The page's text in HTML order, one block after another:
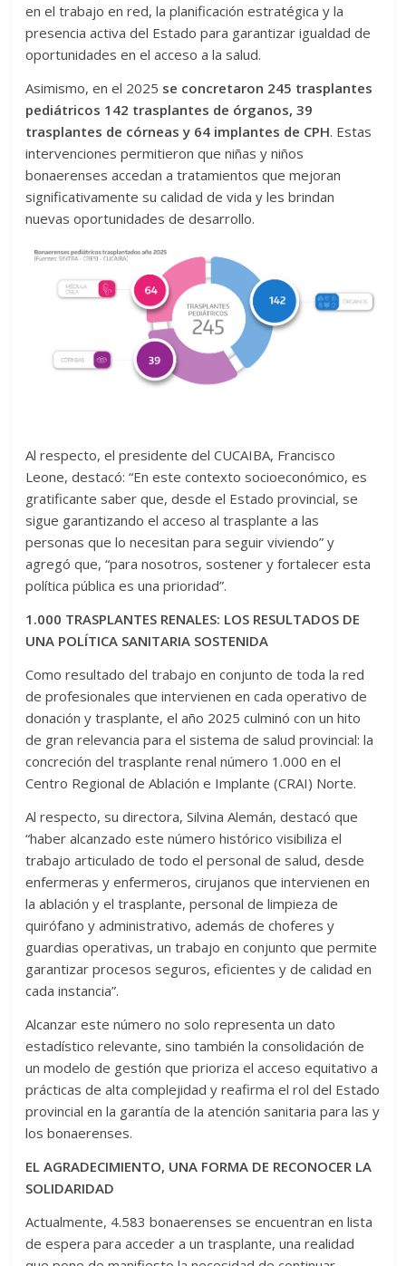
en el trabajo en red, la planificación estratégica y la
presencia activa del Estado para garantizar igualdad de
oportunidades en el acceso a la salud.
Asimismo, en el 2025 se concretaron 245 trasplantes
pediátricos 142 trasplantes de órganos, 39
trasplantes de córneas y 64 implantes de CPH. Estas
intervenciones permitieron que niñas y niños
bonaerenses accedan a tratamientos que mejoran
significativamente su calidad de vida y les brindan
nuevas oportunidades de desarrollo.
Al respecto, el presidente del CUCAIBA, Francisco
Leone, destacó: “En este contexto socioeconómico, es
gratificante saber que, desde el Estado provincial, se
sigue garantizando el acceso al trasplante a las
personas que lo necesitan para seguir viviendo” y
agregó que, “para nosotros, sostener y fortalecer esta
política pública es una prioridad”.
1.000 TRASPLANTES RENALES: LOS RESULTADOS DE
UNA POLÍTICA SANITARIA SOSTENIDA
Como resultado del trabajo en conjunto de toda la red
de profesionales que intervienen en cada operativo de
donación y trasplante, el año 2025 culminó con un hito
de gran relevancia para el sistema de salud provincial: la
concreción del trasplante renal número 1.000 en el
Centro Regional de Ablación e Implante (CRAI) Norte.
Al respecto, su directora, Silvina Alemán, destacó que
“haber alcanzado este número histórico visibiliza el
trabajo articulado de todo el personal de salud, desde
enfermeras y enfermeros, cirujanos que intervienen en
la ablación y el trasplante, personal de limpieza de
quirófano y administrativo, además de choferes y
guardias operativas, un trabajo en conjunto que permite
garantizar procesos seguros, eficientes y de calidad en
cada instancia”.
Alcanzar este número no solo representa un dato
estadístico relevante, sino también la consolidación de
un modelo de gestión que prioriza el acceso equitativo a
prácticas de alta complejidad y reafirma el rol del Estado
provincial en la garantía de la atención sanitaria para las y
los bonaerenses.
EL AGRADECIMIENTO, UNA FORMA DE RECONOCER LA
SOLIDARIDAD
Actualmente, 4.583 bonaerenses se encuentran en lista
de espera para acceder a un trasplante, una realidad